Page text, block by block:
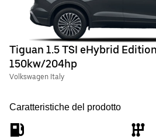
Tiguan 1.5 TSI eHybrid
150kw/204hp
Volkswagen Italy
Caratteristiche del prodotto